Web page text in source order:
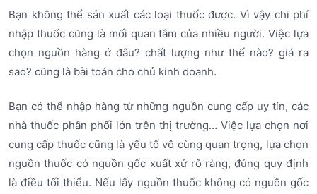
Bạn không thể sản xuất các loại thuốc được. Vì vậy chi phí
nhập thuốc cũng là mối quan tâm của nhiều người. Việc lựa
chọn nguồn hàng ở đâu? chất lượng như thế nào? giá ra
sao? cũng là bài toán cho chủ kinh doanh.
Bạn có thể nhập hàng từ những nguồn cung cấp uy tín, các
nhà thuốc phân phối lớn trên thị trường… Việc lựa chọn nơi
cung cấp thuốc cũng là yếu tố vô cùng quan trọng, lựa chọn
nguồn thuốc có nguồn gốc xuất xứ rõ ràng, đúng quy định
là điều tối thiểu. Nếu lấy nguồn thuốc không có nguồn gốc